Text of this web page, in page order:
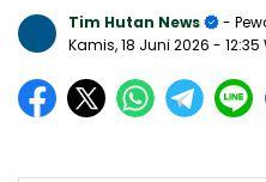
Tim Hutan News
-
Kamis, 18 Juni 2026 - 12:35